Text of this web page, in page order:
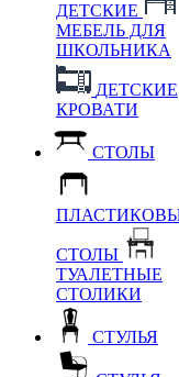
ДЕТСКИЕ
МЕБЕЛЬ ДЛЯ
ШКОЛЬНИКА
ДЕТСКИЕ
КРОВАТИ
СТОЛЫ
СТОЛЫ
ТУАЛЕТНЫЕ
СТОЛИКИ
СТУЛЬЯ